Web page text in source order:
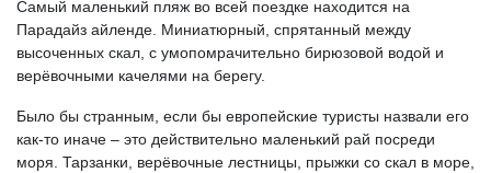
Самый маленький пляж во всей поездке находится на
Парадайз айленде. Миниатюрный, спрятанный между
высоченных скал, с умопомрачительно бирюзовой водой и
верёвочными качелями на берегу.
Было бы странным, если бы европейские туристы назвали его
как-то иначе – это действительно маленький рай посреди
моря. Тарзанки, верёвочные лестницы, прыжки со скал в море,